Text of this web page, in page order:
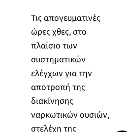
Τις απογευματινές
ώρες χθες, στο
πλαίσιο των
συστηματικών
ελέγχων για την
αποτροπή της
διακίνησης
ναρκωτικών ουσιών,
στελέχη της